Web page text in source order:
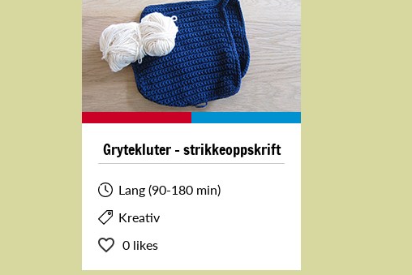
Grytekluter - strikkeoppskrift
Lang (90-180 min)
Kreativ
0 likes